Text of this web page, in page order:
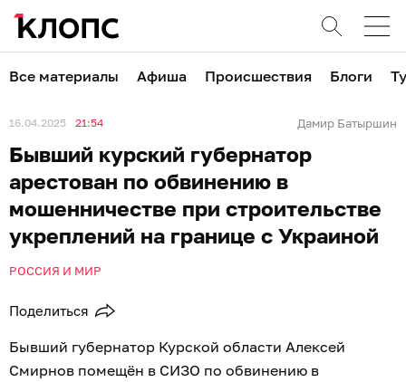
Все материалы Афиша Происшествия Блоги
16.04.2025 21:54 Дамир Батыршин
Бывший курский губернатор
арестован по обвинению в
мошенничестве при строительстве
укреплений на границе с Украиной
РОССИЯ И МИР
Поделиться
Бывший губернатор Курской области Алексей
Смирнов помещён в СИЗО по обвинению в